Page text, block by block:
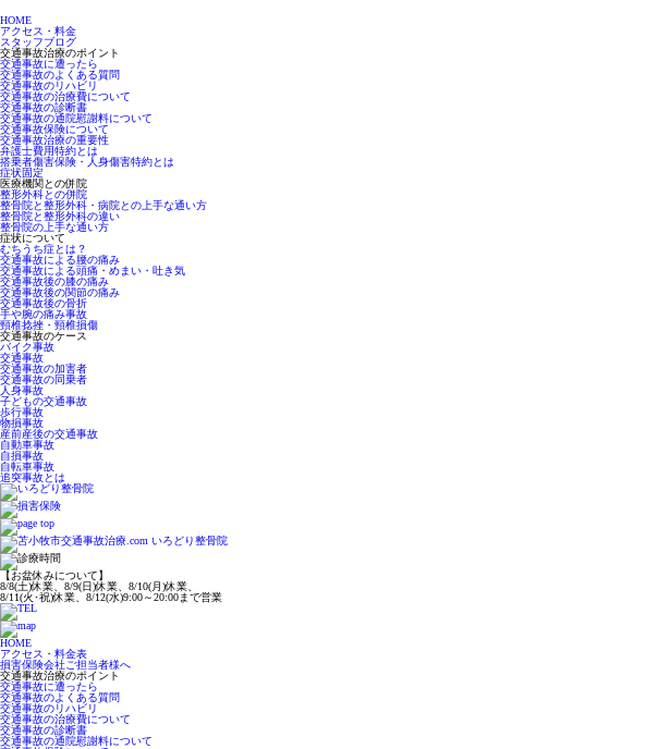
HOME
アクセス・料金
スタッフブログ
交通事故治療のポイント
交通事故に遭ったら
交通事故のよくある質問
交通事故のリハビリ
交通事故の治療費について
交通事故の診断書
交通事故の通院慰謝料について
交通事故保険について
交通事故治療の重要性
弁護士費用特約とは
搭乗者傷害保険・人身傷害特約とは
症状固定
医療機関との併院
整形外科との併院
整骨院と整形外科・病院との上手な通い方
整骨院と整形外科の違い
整骨院の上手な通い方
症状について
むちうち症とは？
交通事故による腰の痛み
交通事故による頭痛・めまい・吐き気
交通事故後の膝の痛み
交通事故後の関節の痛み
交通事故後の骨折
手や腕の痛み事故
頸椎捻挫・頸椎損傷
交通事故のケース
バイク事故
交通事故
交通事故の加害者
交通事故の同乗者
人身事故
子どもの交通事故
歩行事故
物損事故
産前産後の交通事故
自動車事故
自損事故
自転車事故
追突事故とは
【お盆休みについて】
8/8(土)休業、8/9(日)休業、8/10(月)休業、
8/11(火･祝)休業、8/12(水)9:00～20:00まで営業
HOME
アクセス・料金表
損害保険会社ご担当者様へ
交通事故治療のポイント
交通事故に遭ったら
交通事故のよくある質問
交通事故のリハビリ
交通事故の治療費について
交通事故の診断書
交通事故の通院慰謝料について